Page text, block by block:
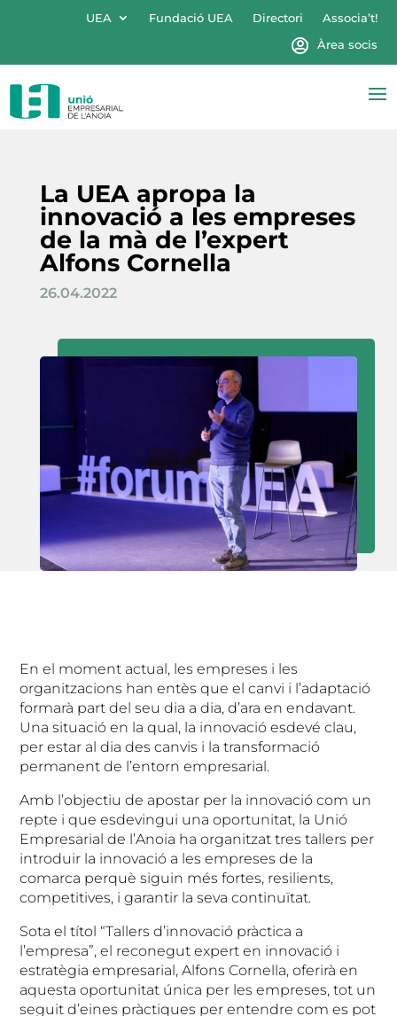
UEA Fundació UEA Directori
Associa’t!
Àrea socis
La UEA apropa la
innovació a les empreses
de la mà de l’expert
Alfons Cornella
26.04.2022
En el moment actual, les empreses i les
organitzacions han entès que el canvi i l’adaptació
formarà part del seu dia a dia, d’ara en endavant.
Una situació en la qual, la innovació esdevé clau,
per estar al dia des canvis i la transformació
permanent de l’entorn empresarial.
Amb l’objectiu de apostar per la innovació com un
repte i que esdevingui una oportunitat, la Unió
Empresarial de l’Anoia ha organitzat tres tallers per
introduir la innovació a les empreses de la
comarca perquè siguin més fortes, resilients,
competitives, i garantir la seva continuïtat.
Sota el títol “Tallers d’innovació pràctica a
l’empresa”, el reconegut expert en innovació i
estratègia empresarial, Alfons Cornella, oferirà en
aquesta oportunitat única per les empreses, tot un
seguit d’eines pràctiques per entendre com es pot